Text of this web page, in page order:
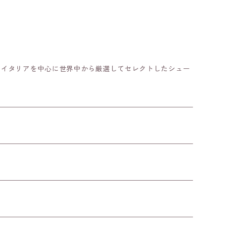
タリアを中心に世界中から厳選してセレクトしたシュー